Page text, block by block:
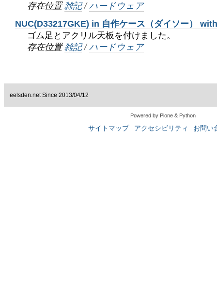
存在位置 雑記 /ハードウェア
NUC(D33217GKE) in 自作ケース（ダイソー）
ゴム足とアクリル天板を付けました。
存在位置 雑記 /ハードウェア
eelsden.net Since 2013/04/12
Powered by Plone & Python
サイトマップ アクセシビリティ お問い